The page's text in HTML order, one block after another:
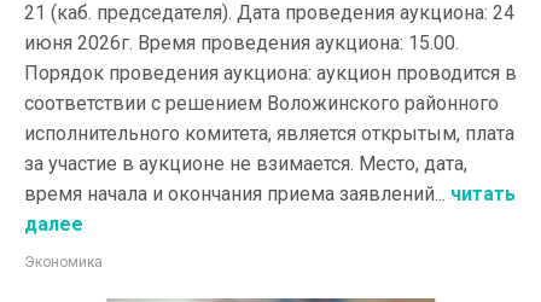
21 (каб. председателя). Дата проведения аукциона: 24
июня 2026г. Время проведения аукциона: 15.00.
Порядок проведения аукциона: аукцион проводится в
соответствии с решением Воложинского районного
исполнительного комитета, является открытым, плата
за участие в аукционе не взимается. Место, дата,
время начала и окончания приема заявлений... читать
далее
Экономика